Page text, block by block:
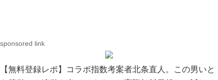
sponsored link
【無料登録レポ】コラボ指数考案者北条直人。この男いと